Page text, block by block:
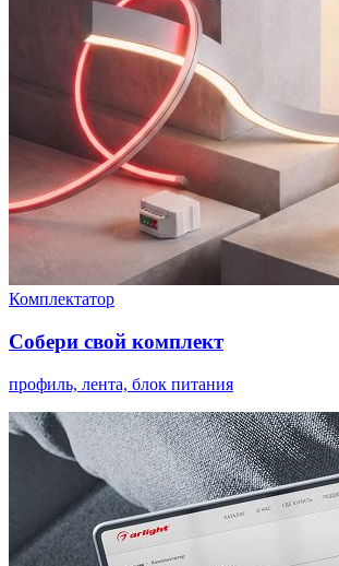
Комплектатор
Собери свой комплект
профиль, лента, блок питания